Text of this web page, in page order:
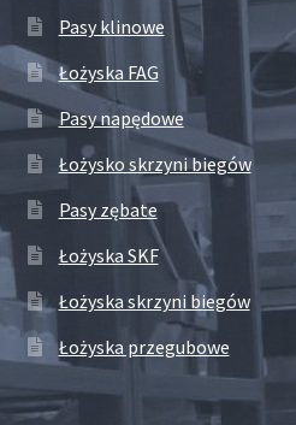
Pasy klinowe
Łożyska FAG
Pasy napędowe
Łożysko skrzyni biegów
Pasy zębate
Łożyska SKF
Łożyska skrzyni biegów
Łożyska przegubowe